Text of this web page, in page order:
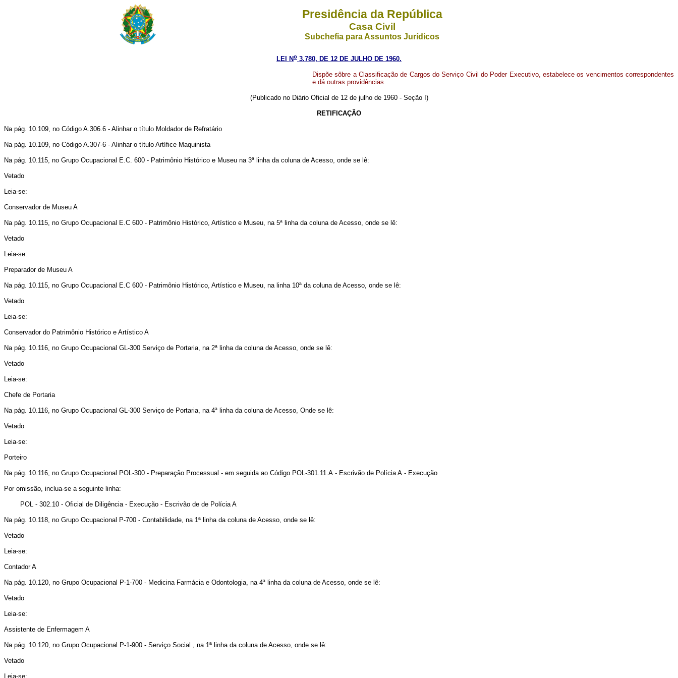
Presidência da República
Casa Civil
Subchefia para Assuntos Jurídicos
LEI No 3.780, DE 12 DE JULHO DE 1960.
Dispõe sôbre a Classificação de Cargos do Serviço Civil do Poder Executivo, estabelece os vencimentos correspondentes
e dá outras providências.
(Publicado no Diário Oficial de 12 de julho de 1960 - Seção I)
RETIFICAÇÃO
Na pág. 10.109, no Código A.306.6 - Alinhar o título Moldador de Refratário
Na pág. 10.109, no Código A.307-6 - Alinhar o título Artífice Maquinista
Na pág. 10.115, no Grupo Ocupacional E.C. 600 - Patrimônio Histórico e Museu na 3ª linha da coluna de Acesso, onde se lê:
Vetado
Leia-se:
Conservador de Museu A
Na pág. 10.115, no Grupo Ocupacional E.C 600 - Patrimônio Histórico, Artístico e Museu, na 5ª linha da coluna de Acesso, onde se lê:
Vetado
Leia-se:
Preparador de Museu A
Na pág. 10.115, no Grupo Ocupacional E.C 600 - Patrimônio Histórico, Artístico e Museu, na linha 10ª da coluna de Acesso, onde se lê:
Vetado
Leia-se:
Conservador do Patrimônio Histórico e Artístico A
Na pág. 10.116, no Grupo Ocupacional GL-300 Serviço de Portaria, na 2ª linha da coluna de Acesso, onde se lê:
Vetado
Leia-se:
Chefe de Portaria
Na pág. 10.116, no Grupo Ocupacional GL-300 Serviço de Portaria, na 4ª linha da coluna de Acesso, Onde se lê:
Vetado
Leia-se:
Porteiro
Na pág. 10.116, no Grupo Ocupacional POL-300 - Preparação Processual - em seguida ao Código POL-301.11.A - Escrivão de Polícia A - Execução
Por omissão, inclua-se a seguinte linha:
POL - 302.10 - Oficial de Diligência - Execução - Escrivão de de Polícia A
Na pág. 10.118, no Grupo Ocupacional P-700 - Contabilidade, na 1ª linha da coluna de Acesso, onde se lê:
Vetado
Leia-se:
Contador A
Na pág. 10.120, no Grupo Ocupacional P-1-700 - Medicina Farmácia e Odontologia, na 4ª linha da coluna de Acesso, onde se lê:
Vetado
Leia-se:
Assistente de Enfermagem A
Na pág. 10.120, no Grupo Ocupacional P-1-900 - Serviço Social , na 1ª linha da coluna de Acesso, onde se lê:
Vetado
Leia-se: